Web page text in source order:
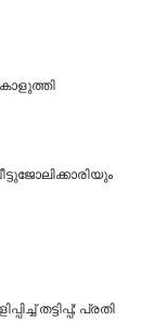
തട്ടിപ്പ്; പ്രതി